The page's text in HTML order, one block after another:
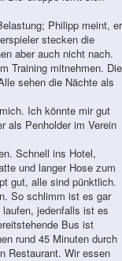
Philipp meint, er
stecken die
aber auch nicht nach.
Training mitnehmen. Die
sehen die Nächte als
Ich könnte mir gut
als Penholder im Verein
Schnell ins Hotel,
und langer Hose zum
gut, alle sind pünktlich.
So schlimm ist es gar
jedenfalls ist es
Bus ist
rund 45 Minuten durch
Restaurant. Wir essen